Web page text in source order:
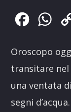
Facebook
Oroscopo
transitare nel
una ventata
segni